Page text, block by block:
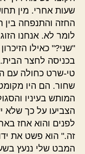
שעות אחרי. מין
החזה והתנפחה בין
לומר לא. אנחנו
"שני?" כאילו
בכניסה לחצר
טי-שרט כחולה עם
שחור. הם היו
המותש בעיניו
הצביעו על כך שלא
לפנים והוא אחז
זה." הוא פשט את ידו
המבט שלי ננעץ